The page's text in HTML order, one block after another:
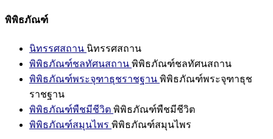
พิพิธภัณฑ์
นิทรรศสถาน นิทรรศสถาน
พิพิธภัณฑ์ชลทัศนสถาน พิพิธภัณฑ์ชลทัศนสถาน
พิพิธภัณฑ์พระจุฑาธุชราชฐาน พิพิธภัณฑ์พระจุฑาธุช
ราชฐาน
พิพิธภัณฑ์พืชมีชีวิต พิพิธภัณฑ์พืชมีชีวิต
พิพิธภัณฑ์สมุนไพร พิพิธภัณฑ์สมุนไพร